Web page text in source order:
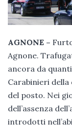
AGNONE –
Agnone.
ancora da
Carabinieri della
del posto. Nei
dell’assenza
introdotti